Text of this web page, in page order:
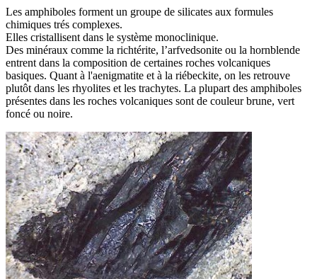
Les amphiboles forment un groupe de silicates aux formules
chimiques trés complexes.
Elles cristallisent dans le système monoclinique.
Des minéraux comme la richtérite, l’arfvedsonite ou la hornblende
entrent dans la composition de certaines roches volcaniques
basiques. Quant à l'aenigmatite et à la riébeckite, on les retrouve
plutôt dans les rhyolites et les trachytes. La plupart des amphiboles
présentes dans les roches volcaniques sont de couleur brune, vert
foncé ou noire.